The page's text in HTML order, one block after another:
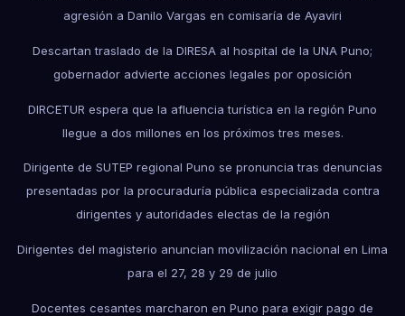
agresión a Danilo Vargas en comisaría de Ayaviri
Descartan traslado de la DIRESA al hospital de la UNA Puno;
gobernador advierte acciones legales por oposición
DIRCETUR espera que la afluencia turística en la región Puno
llegue a dos millones en los próximos tres meses.
Dirigente de SUTEP regional Puno se pronuncia tras denuncias
presentadas por la procuraduría pública especializada contra
dirigentes y autoridades electas de la región
Dirigentes del magisterio anuncian movilización nacional en Lima
para el 27, 28 y 29 de julio
Docentes cesantes marcharon en Puno para exigir pago de